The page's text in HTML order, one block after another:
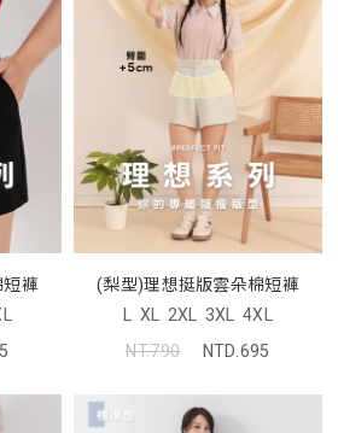
褲
(梨型)理想挺版雲朵棉短褲
L XL 2XL 3XL 4XL
NT.790
NTD.695